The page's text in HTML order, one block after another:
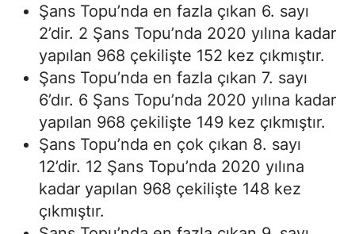
Şans Topu’nda en fazla çıkan 6. sayı
2’dir. 2 Şans Topu’nda 2020 yılına kadar
yapılan 968 çekilişte 152 kez çıkmıştır.
Şans Topu’nda en fazla çıkan 7. sayı
6’dır. 6 Şans Topu’nda 2020 yılına kadar
yapılan 968 çekilişte 149 kez çıkmıştır.
Şans Topu’nda en çok çıkan 8. sayı
12’dir. 12 Şans Topu’nda 2020 yılına
kadar yapılan 968 çekilişte 148 kez
çıkmıştır.